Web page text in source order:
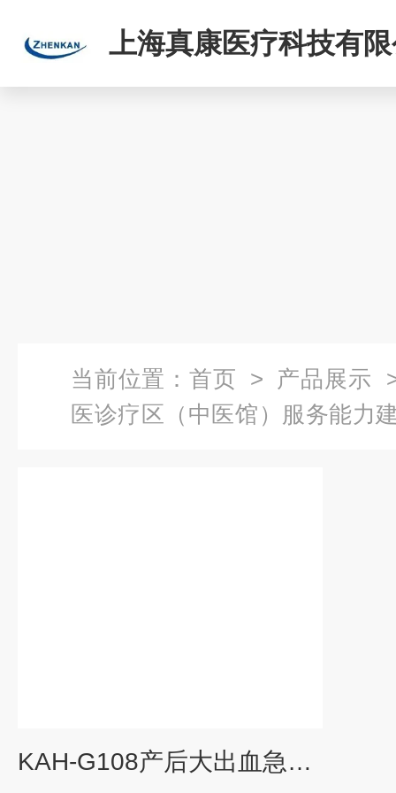
上海真康医疗科技有
当前位置： 首页 > 产品展示
医诊疗区（中医馆）服务能力
KAH-G108产后大出血急救模拟训练系统